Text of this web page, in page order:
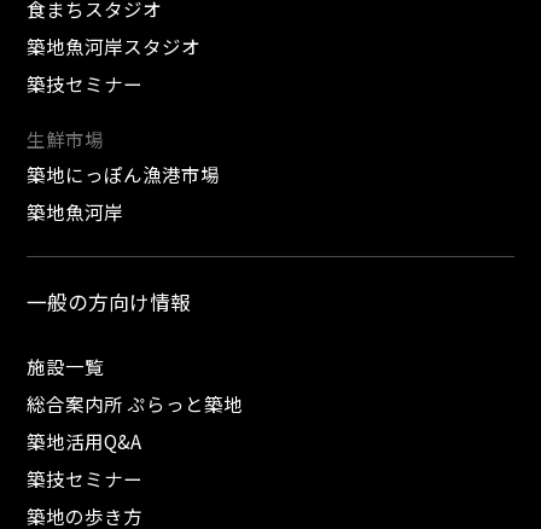
食まちスタジオ
築地魚河岸スタジオ
築技セミナー
生鮮市場
築地にっぽん漁港市場
築地魚河岸
一般の方向け情報
施設一覧
総合案内所 ぷらっと築地
築地活用Q&A
築技セミナー
築地の歩き方